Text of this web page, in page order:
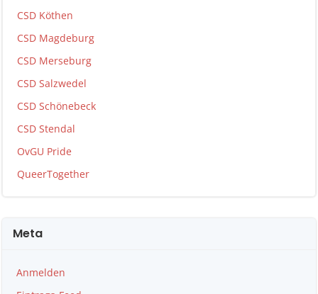
CSD Köthen
CSD Magdeburg
CSD Merseburg
CSD Salzwedel
CSD Schönebeck
CSD Stendal
OvGU Pride
QueerTogether
Meta
Anmelden